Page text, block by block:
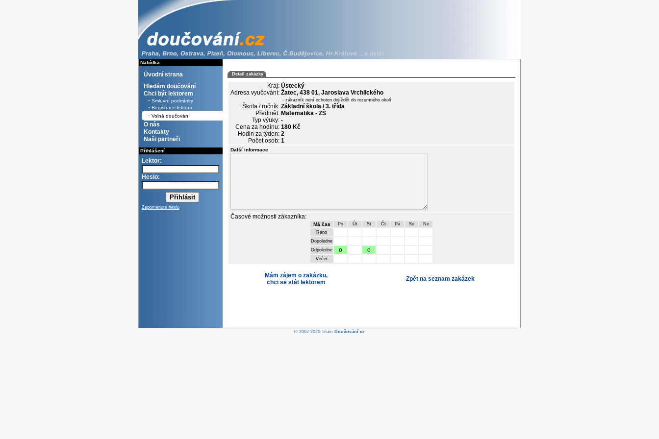
Nabídka
Úvodní strana
Hledám doučování
Chci být lektorem
- Smluvní podmínky
- Registrace lektora
- Volná doučování
O nás
Kontakty
Naši partneři
Přihlášení
Lektor:
Heslo:
Zapomenuté heslo
Detail zakázky
Kraj: Ústecký
Adresa vyučování: Žatec, 438 01, Jaroslava Vrchlického
- zákazník není ochoten dojíždět do rozumného okolí
Škola / ročník: Základní škola / 3. třída
Předmět: Matematika - ZŠ
Typ výuky: -
Cena za hodinu: 180 Kč
Hodin za týden: 2
Počet osob: 1
Další informace
Časové možnosti zákazníka:
Má čas Po Út St Čt Pá So
Ne
Ráno
Dopoledne
Odpoledne
o o
Večer
Mám zájem o zakázku,
chci se stát lektorem
Zpět na seznam zakázek
© 2002-2026 Team Doučování.cz